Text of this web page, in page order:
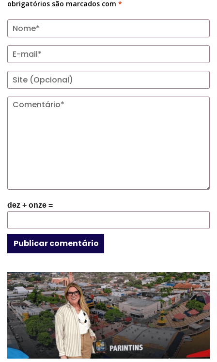
obrigatórios são marcados com *
dez + onze =